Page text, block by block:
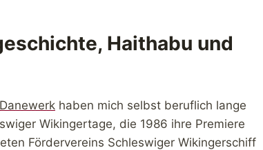
Haithabu und
Danewerk haben mich selbst beruflich lange
Wikingertage, die 1986 ihre Premiere
Fördervereins Schleswiger Wikingerschiff